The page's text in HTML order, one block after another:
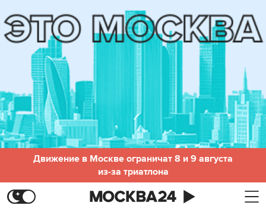
Движение в Москве ограничат 8 и 9 августа
из-за триатлона